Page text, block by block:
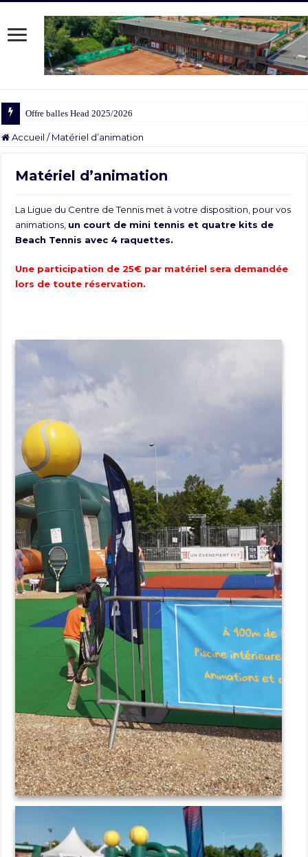
Offre balles Head 2025/2026
Accueil / Matériel d’animation
Matériel d’animation
La Ligue du Centre de Tennis met à votre disposition, pour vos
animations, un court de mini tennis et quatre kits de
Beach Tennis avec 4 raquettes.
Une participation de 25€ par matériel sera demandée
lors de toute réservation.